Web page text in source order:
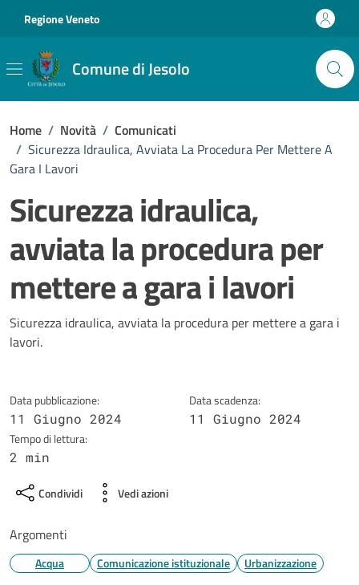
Regione Veneto
Comune di Jesolo
Home / Novità / Comunicati
/ Sicurezza Idraulica, Avviata La Procedura Per Mettere A
Gara I Lavori
Sicurezza idraulica,
avviata la procedura per
mettere a gara i lavori
Dettagli della notizia
Sicurezza idraulica, avviata la procedura per mettere a gara i
lavori.
Data pubblicazione:
11 Giugno 2024
Data scadenza:
11 Giugno 2024
Tempo di lettura:
2 min
Condividi Vedi azioni
Argomenti
Acqua Comunicazione istituzionale Urbanizzazione